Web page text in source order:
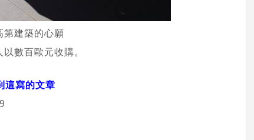
第建築的心願
數百歐元收購。
這寫的文章